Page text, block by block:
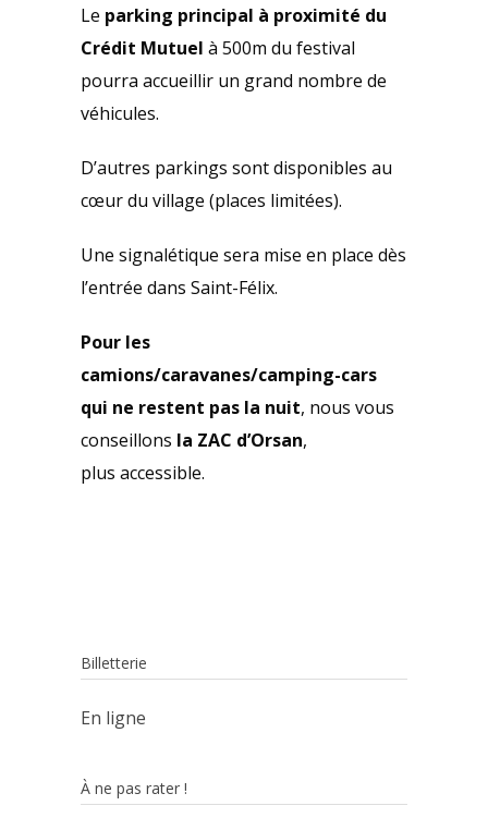
Le parking principal à proximité du
Crédit Mutuel à 500m du festival
pourra accueillir un grand nombre de
véhicules.
D’autres parkings sont disponibles au
cœur du village (places limitées).
Une signalétique sera mise en place dès
l’entrée dans Saint-Félix.
Pour les
camions/caravanes/camping-cars
qui ne restent pas la nuit, nous vous
conseillons la ZAC d’Orsan,
plus accessible.
Billetterie
En ligne
À ne pas rater !